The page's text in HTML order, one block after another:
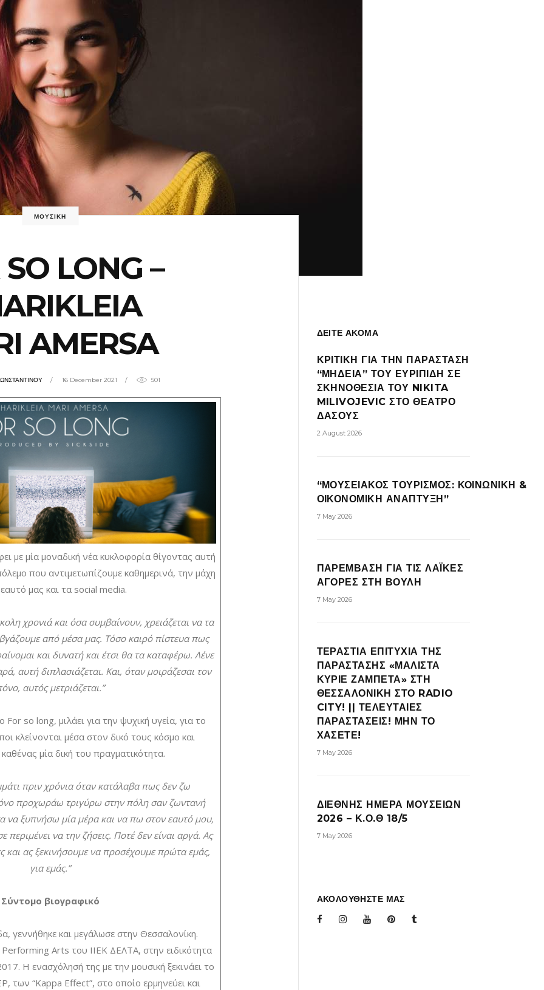
ΜΟΥΣΙΚΗ
LONG –
AMERSA
16 December 2021 501
με μία μοναδική νέα κυκλοφορία θίγοντας αυτή
που αντιμετωπίζουμε καθημερινά, την μάχη
μας και τα social media.
χρονιά και όσα συμβαίνουν, χρειάζεται να τα
από μέσα μας. Τόσο καιρό πίστευα πως
και δυνατή και έτσι θα τα καταφέρω. Λένε
αυτή διπλασιάζεται. Και, όταν μοιράζεσαι τον
αυτός μετριάζεται.”
so long, μιλάει για την ψυχική υγεία, για το
κλείνονται μέσα στον δικό τους κόσμο και
μία δική του πραγματικότητα.
πριν χρόνια όταν κατάλαβα πως δεν ζω
προχωράω τριγύρω στην πόλη σαν ζωντανή
να ξυπνήσω μία μέρα και να πω στον εαυτό μου,
περιμένει να την ζήσεις. Ποτέ δεν είναι αργά. Ας
και ας ξεκινήσουμε να προσέχουμε πρώτα εμάς,
για εμάς.”
Σύντομο βιογραφικό
γεννήθηκε και μεγάλωσε στην Θεσσαλονίκη.
Arts του ΙΙΕΚ ΔΕΛΤΑ, στην ειδικότητα
Η ενασχόλησή της με την μουσική ξεκινάει το
των “Kappa Effect”, στο οποίο ερμηνεύει και
ΔΕΙΤΕ ΑΚΟΜΑ
ΚΡΙΤΙΚΗ ΓΙΑ ΤΗΝ ΠΑΡΑΣΤΑΣΗ
“ΜΗΔΕΙΑ” ΤΟΥ ΕΥΡΙΠΙΔΗ ΣΕ
ΣΚΗΝΟΘΕΣΙΑ ΤΟΥ NIKITA
MILIVOJEVIC ΣΤΟ ΘΕΑΤΡΟ
ΔΑΣΟΥΣ
2 August 2026
“ΜΟΥΣΕΙΑΚΟΣ ΤΟΥΡΙΣΜΟΣ: ΚΟΙΝΩΝΙΚΗ &
ΟΙΚΟΝΟΜΙΚΗ ΑΝΑΠΤΥΞΗ”
7 May 2026
ΠΑΡΕΜΒΑΣΗ ΓΙΑ ΤΙΣ ΛΑΪΚΕΣ
ΑΓΟΡΕΣ ΣΤΗ ΒΟΥΛΗ
7 May 2026
ΤΕΡΑΣΤΙΑ ΕΠΙΤΥΧΙΑ ΤΗΣ
ΠΑΡΑΣΤΑΣΗΣ «ΜΑΛΙΣΤΑ
ΚΥΡΙΕ ΖΑΜΠΕΤΑ» ΣΤΗ
ΘΕΣΣΑΛΟΝΙΚΗ ΣΤΟ RADIO
CITY! || ΤΕΛΕΥΤΑΙΕΣ
ΠΑΡΑΣΤΑΣΕΙΣ! ΜΗΝ ΤΟ
ΧΑΣΕΤΕ!
7 May 2026
ΔΙΕΘΝΗΣ ΗΜΕΡΑ ΜΟΥΣΕΙΩΝ
2026 – Κ.Ο.Θ 18/5
7 May 2026
ΑΚΟΛΟΥΘΗΣΤΕ ΜΑΣ